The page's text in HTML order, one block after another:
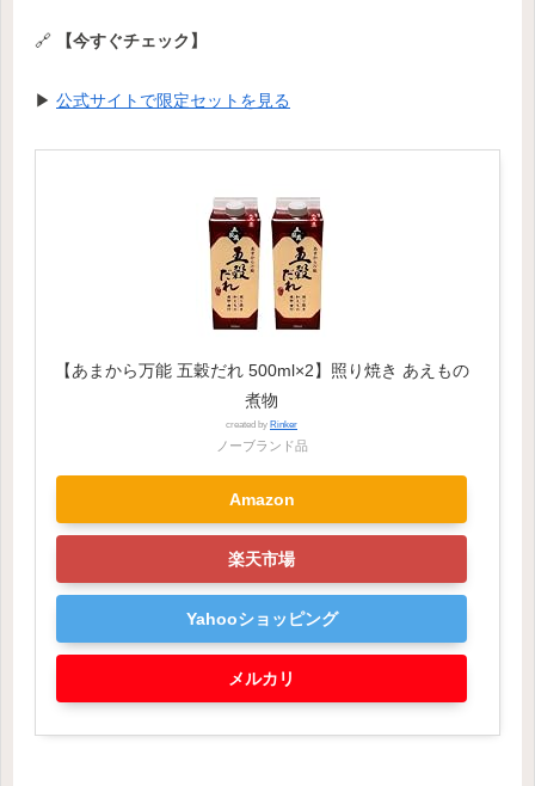
🔗 【今すぐチェック】
▶ 公式サイトで限定セットを見る
【あまから万能 五穀だれ 500ml×2】照り焼き あえもの
煮物
created by Rinker
ノーブランド品
Amazon
楽天市場
Yahooショッピング
メルカリ